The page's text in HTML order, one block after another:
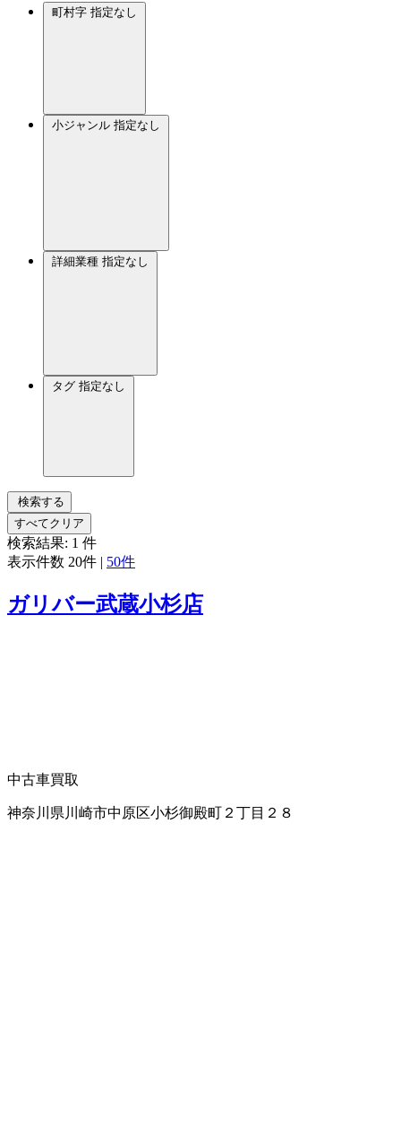
町村字 指定なし
小ジャンル 指定なし
詳細業種 指定なし
タグ 指定なし
検索する
すべてクリア
検索結果: 1 件
表示件数 20件 | 50件
ガリバー武蔵小杉店
中古車買取
神奈川県川崎市中原区小杉御殿町２丁目２８